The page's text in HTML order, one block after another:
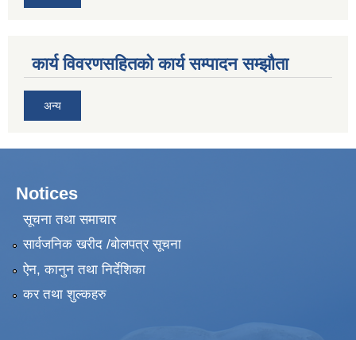
कार्य विवरणसहितको कार्य सम्पादन सम्झौता
अन्य
Notices
सूचना तथा समाचार
सार्वजनिक खरीद /बोलपत्र सूचना
ऐन, कानुन तथा निर्देशिका
कर तथा शुल्कहरु